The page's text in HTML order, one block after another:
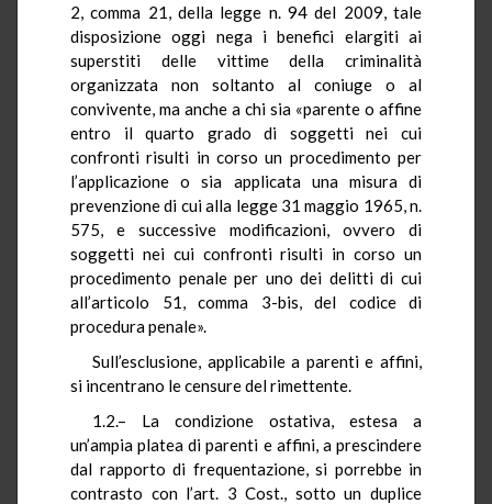
2, comma 21, della legge n. 94 del 2009, tale
disposizione oggi nega i benefici elargiti ai
superstiti delle vittime della criminalità
organizzata non soltanto al coniuge o al
convivente, ma anche a chi sia «parente o affine
entro il quarto grado di soggetti nei cui
confronti risulti in corso un procedimento per
l’applicazione o sia applicata una misura di
prevenzione di cui alla legge 31 maggio 1965, n.
575, e successive modificazioni, ovvero di
soggetti nei cui confronti risulti in corso un
procedimento penale per uno dei delitti di cui
all’articolo 51, comma 3-bis, del codice di
procedura penale».
Sull’esclusione, applicabile a parenti e affini,
si incentrano le censure del rimettente.
1.2.– La condizione ostativa, estesa a
un’ampia platea di parenti e affini, a prescindere
dal rapporto di frequentazione, si porrebbe in
contrasto con l’art. 3 Cost., sotto un duplice